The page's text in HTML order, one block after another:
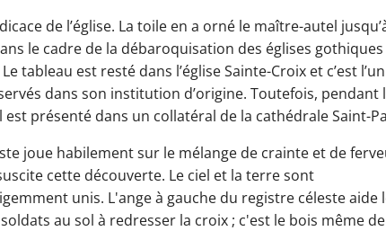
de l’église. La toile en a orné le maître-autel
le cadre de la débaroquisation des églises gothiques
tableau est resté dans l’église Sainte-Croix et c’est l’un
dans son institution d’origine. Toutefois, pendant
présenté dans un collatéral de la cathédrale Saint-
joue habilement sur le mélange de crainte et de
cette découverte. Le ciel et la terre sont
unis. L'ange à gauche du registre céleste aide
au sol à redresser la croix ; c'est le bois même de